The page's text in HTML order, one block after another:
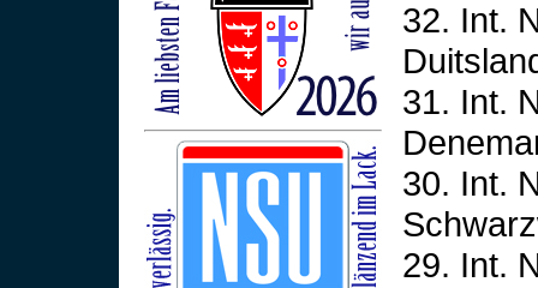
32. Int.
31. Int.
30. Int.
29. Int.